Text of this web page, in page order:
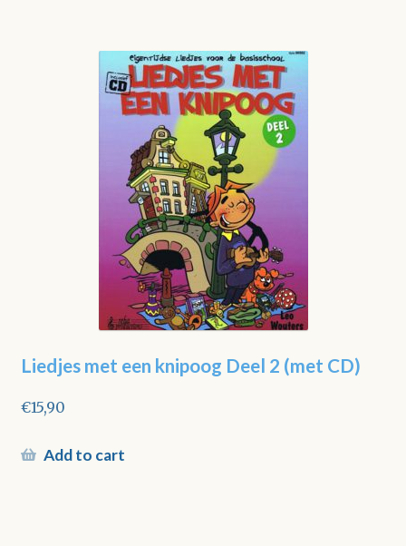
Liedjes met een knipoog Deel 2 (met CD)
€15,90
Add to cart